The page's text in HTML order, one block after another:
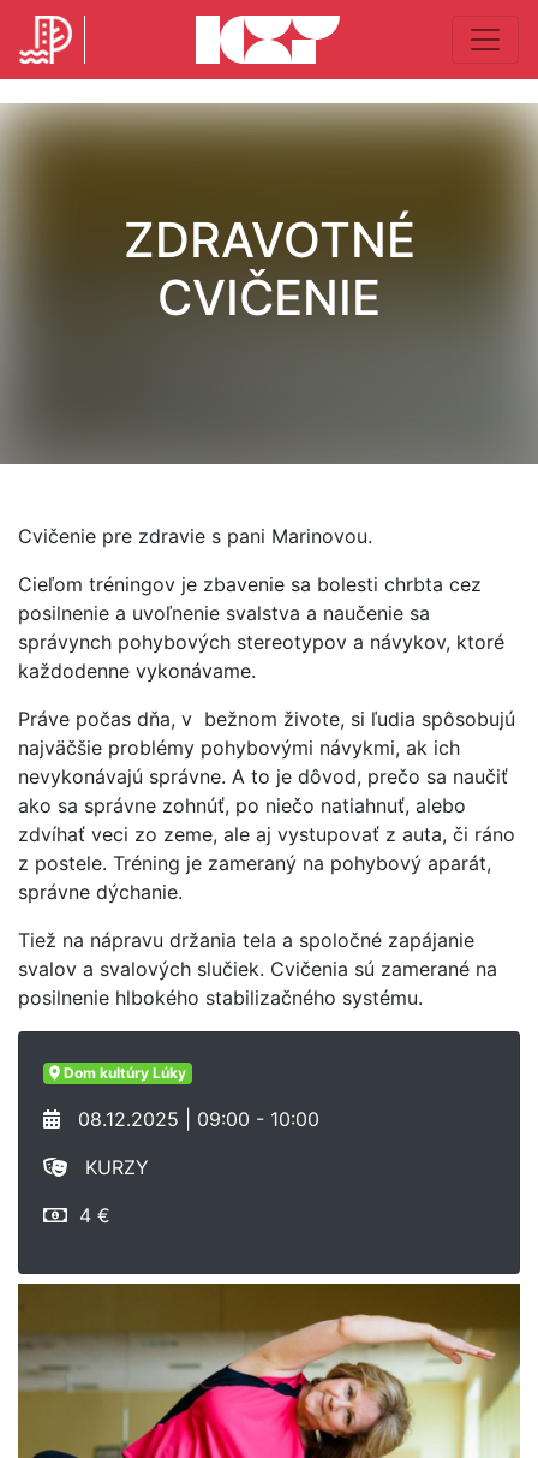
ZDRAVOTNÉ
CVIČENIE
Cvičenie pre zdravie s pani Marinovou.
Cieľom tréningov je zbavenie sa bolesti chrbta cez
posilnenie a uvoľnenie svalstva a naučenie sa
správynch pohybových stereotypov a návykov, ktoré
každodenne vykonávame.
Práve počas dňa, v bežnom živote, si ľudia spôsobujú
najväčšie problémy pohybovými návykmi, ak ich
nevykonávajú správne. A to je dôvod, prečo sa naučiť
ako sa správne zohnúť, po niečo natiahnuť, alebo
zdvíhať veci zo zeme, ale aj vystupovať z auta, či ráno
z postele. Tréning je zameraný na pohybový aparát,
správne dýchanie.
Tiež na nápravu držania tela a spoločné zapájanie
svalov a svalových slučiek. Cvičenia sú zamerané na
posilnenie hlbokého stabilizačného systému.
Dom kultúry Lúky
08.12.2025 | 09:00 - 10:00
KURZY
4 €